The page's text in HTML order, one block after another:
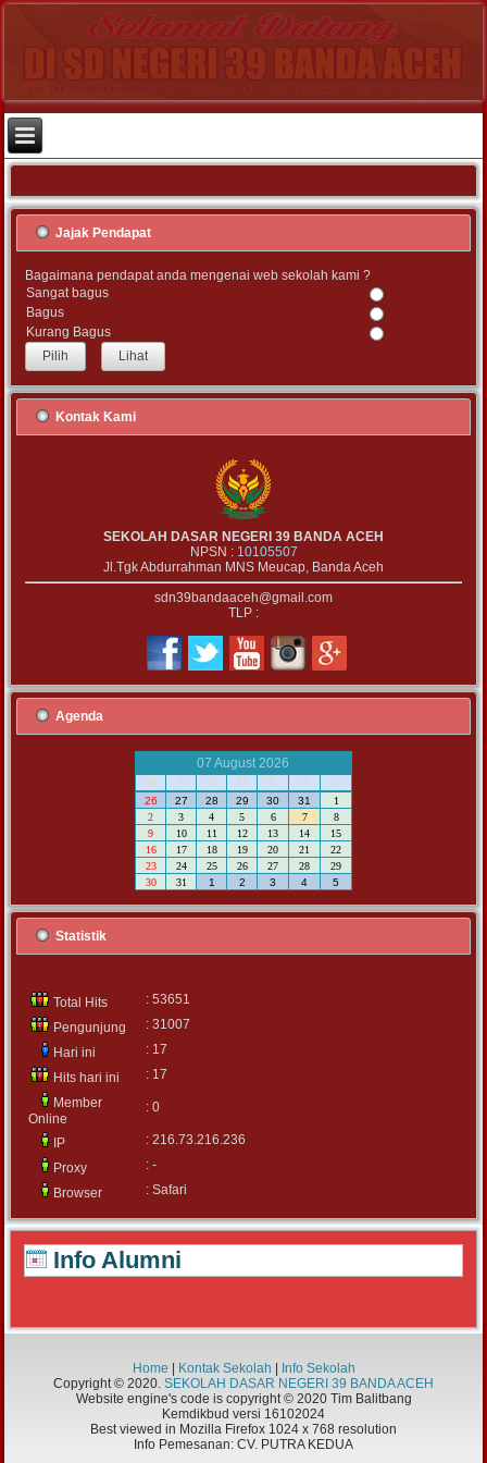
Jajak Pendapat
Bagaimana pendapat anda mengenai web sekolah kami ?
Sangat bagus
Bagus
Kurang Bagus
Lihat
Kontak Kami
SEKOLAH DASAR NEGERI 39 BANDA ACEH
NPSN : 10105507
Jl.Tgk Abdurrahman MNS Meucap, Banda Aceh
sdn39bandaaceh@gmail.com
TLP :
Agenda
07 August 2026
M
S S R K J S
26 27 28 29 30 31
1
2
3 4 5 6 7
8
9
10 11 12 13 14
15
16
17 18 19 20 21
22
23
24 25 26 27 28
29
30
31 1 2 3 4 5
Statistik
Total Hits
: 53651
Pengunjung
: 31007
Hari ini
: 17
Hits hari ini
: 17
Member
Online
: 0
IP
: 216.73.216.236
Proxy
: -
Browser
: Safari
Info Alumni
Home Kontak Sekolah
Info Sekolah
Copyright © 2020. SEKOLAH DASAR NEGERI 39 BANDA ACEH
Website engine's code is copyright © 2020 Tim Balitbang
Kemdikbud versi 16102024
Best viewed in Mozilla Firefox 1024 x 768 resolution
Info Pemesanan: CV. PUTRA KEDUA